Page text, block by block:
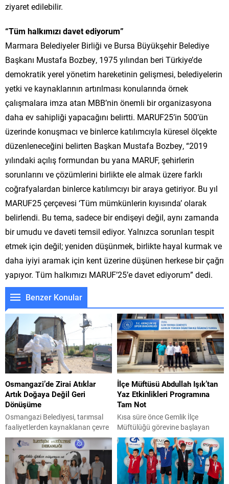
ziyaret edilebilir.
“Tüm halkımızı davet ediyorum”
Marmara Belediyeler Birliği ve Bursa Büyükşehir Belediye
Başkanı Mustafa Bozbey, 1975 yılından beri Türkiye’de
demokratik yerel yönetim hareketinin gelişmesi, belediyelerin
yetki ve kaynaklarının artırılması konularında örnek
çalışmalara imza atan MBB’nin önemli bir organizasyona
daha ev sahipliği yapacağını belirtti. MARUF25’in 500’ün
üzerinde konuşmacı ve binlerce katılımcıyla küresel ölçekte
düzenleneceğini belirten Başkan Mustafa Bozbey, “2019
yılındaki açılış formundan bu yana MARUF, şehirlerin
sorunlarını ve çözümlerini birlikte ele almak üzere farklı
coğrafyalardan binlerce katılımcıyı bir araya getiriyor. Bu yıl
MARUF25 çerçevesi ‘Tüm mümkünlerin kıyısında’ olarak
belirlendi. Bu tema, sadece bir endişeyi değil, aynı zamanda
bir umudu ve daveti temsil ediyor. Yalnızca sorunları tespit
etmek için değil; yeniden düşünmek, birlikte hayal kurmak ve
daha iyiyi aramak için kent üzerine düşünen herkese bir çağrı
yapıyor. Tüm halkımızı MARUF’25’e davet ediyorum” dedi.
Benzer Konular
Osmangazi’de Zirai Atıklar
Artık Doğaya Değil Geri
Dönüşüme
Osmangazi Belediyesi, tarımsal
faaliyetlerden kaynaklanan çevre
kirliliğini önlemek amacıyla kırsal
mahallelerde tarımsal sulama ve
ilaçlama su dolum noktalarına
zirai atık dönüşüm konteynerleri
yerleştirerek, zirai ilaç
İlçe Müftüsü Abdullah Işık’tan
Yaz Etkinlikleri Programına
Tam Not
Kısa süre önce Gemlik İlçe
Müftülüğü görevine başlayan
Abdullah Işık, ilçedeki ilk
ziyaretlerinden birini İlim Yayma
Cemiyeti Gemlik Şubesi
Yükseköğretim Kız Öğrenci
Yurdu’na gerçekleştirdi. Şube